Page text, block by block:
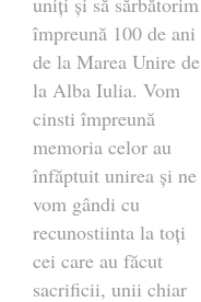
împreună 100 de ani
de la Marea Unire de
la Alba Iulia. Vom
cinsti împreună
memoria celor au
înfăptuit unirea și ne
vom gândi cu
recunostiinta la toți
cei care au făcut
sacrificii, unii chiar